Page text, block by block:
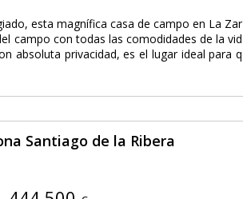
esta magnífica casa de campo en La Zar
campo con todas las comodidades de la vid
absoluta privacidad, es el lugar ideal para q
Santiago de la Ribera